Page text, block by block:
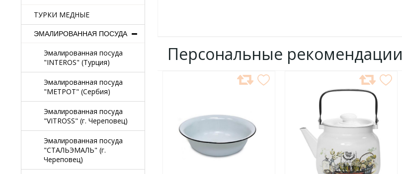
ТУРКИ МЕДНЫЕ
ЭМАЛИРОВАННАЯ ПОСУДА
Эмалированная посуда
"INTEROS" (Турция)
Эмалированная посуда
"МЕТРОТ" (Сербия)
Эмалированная посуда
"VITROSS" (г. Череповец)
Эмалированная посуда
"СТАЛЬЭМАЛЬ" (г.
Череповец)
Персональные рекомендации
ИЗБРАННОЕ